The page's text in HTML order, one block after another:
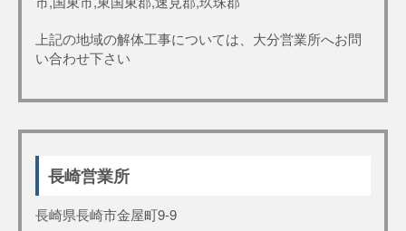
上記の地域の解体工事については、大分営業所へお問
い合わせ下さい
長崎営業所
長崎県長崎市金屋町9-9